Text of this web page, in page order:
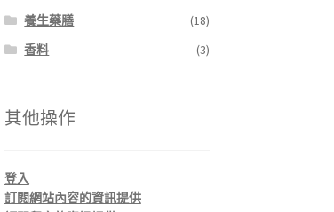
養生藥膳
(18)
香料
(3)
其他操作
登入
訂閱網站內容的資訊提供